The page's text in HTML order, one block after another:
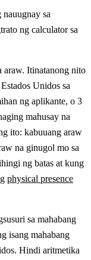
sa
ng calculator sa
araw. Itinatanong nito
Unidos sa
ng aplikante, o 3
mahusay na
ito: kabuuang araw
na ginugol mo sa
ng batas at kung
physical presence
sa mahabang
isang mahabang
Hindi aritmetika